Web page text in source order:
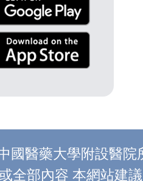
國醫藥大學附設醫
全部內容 本網站建